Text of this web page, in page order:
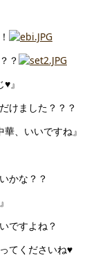
？
』
けました？？？
、いいですね』
かな？？
ですよね？
てくださいね♥